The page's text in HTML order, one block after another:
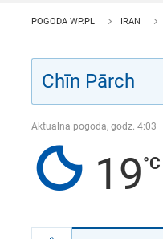
POGODA WP.PL IRAN
Aktualna pogoda, godz. 4:03
19